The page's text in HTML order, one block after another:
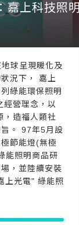
嘉上科技照明
地球呈現暖化及
況下， 嘉上
綠能環保照明
經營理念，以
，造福人類社
。 97年5月設
節能燈(無極
能照明商品研
，並陸續安裝
上光電" 綠能照